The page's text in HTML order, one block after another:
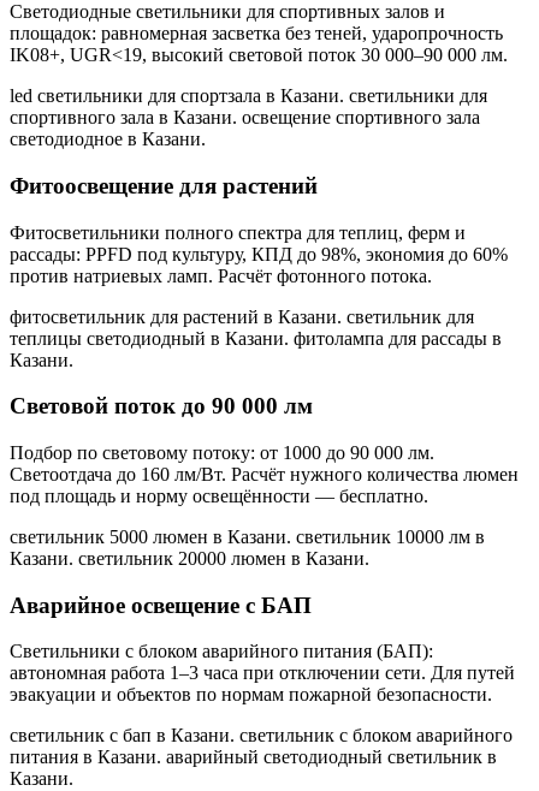
Светодиодные светильники для спортивных залов и
площадок: равномерная засветка без теней, ударопрочность
IK08+, UGR<19, высокий световой поток 30 000–90 000 лм.
led светильники для спортзала в Казани. светильники для
спортивного зала в Казани. освещение спортивного зала
светодиодное в Казани.
Фитоосвещение для растений
Фитосветильники полного спектра для теплиц, ферм и
рассады: PPFD под культуру, КПД до 98%, экономия до 60%
против натриевых ламп. Расчёт фотонного потока.
фитосветильник для растений в Казани. светильник для
теплицы светодиодный в Казани. фитолампа для рассады в
Казани.
Световой поток до 90 000 лм
Подбор по световому потоку: от 1000 до 90 000 лм.
Светоотдача до 160 лм/Вт. Расчёт нужного количества люмен
под площадь и норму освещённости — бесплатно.
светильник 5000 люмен в Казани. светильник 10000 лм в
Казани. светильник 20000 люмен в Казани.
Аварийное освещение с БАП
Светильники с блоком аварийного питания (БАП):
автономная работа 1–3 часа при отключении сети. Для путей
эвакуации и объектов по нормам пожарной безопасности.
светильник с бап в Казани. светильник с блоком аварийного
питания в Казани. аварийный светодиодный светильник в
Казани.